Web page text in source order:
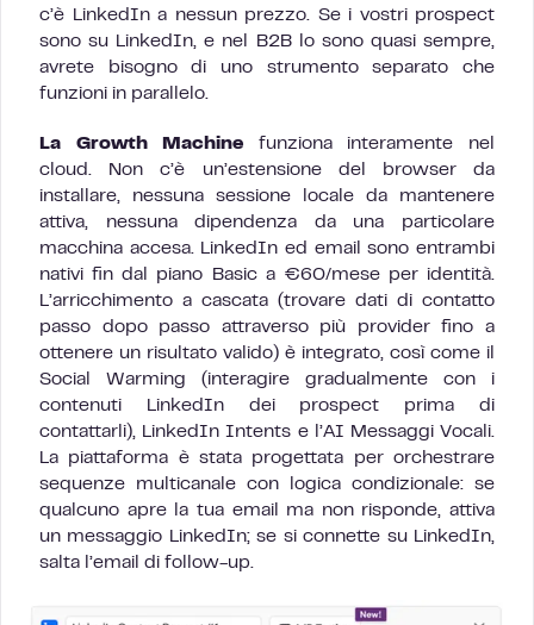
c’è LinkedIn a nessun prezzo. Se i vostri prospect
sono su LinkedIn, e nel B2B lo sono quasi sempre,
avrete bisogno di uno strumento separato che
funzioni in parallelo.
La Growth Machine funziona interamente nel
cloud. Non c’è un’estensione del browser da
installare, nessuna sessione locale da mantenere
attiva, nessuna dipendenza da una particolare
macchina accesa. LinkedIn ed email sono entrambi
nativi fin dal piano Basic a €60/mese per identità.
L’arricchimento a cascata (trovare dati di contatto
passo dopo passo attraverso più provider fino a
ottenere un risultato valido) è integrato, così come il
Social Warming (interagire gradualmente con i
contenuti LinkedIn dei prospect prima di
contattarli), LinkedIn Intents e l’AI Messaggi Vocali.
La piattaforma è stata progettata per orchestrare
sequenze multicanale con logica condizionale: se
qualcuno apre la tua email ma non risponde, attiva
un messaggio LinkedIn; se si connette su LinkedIn,
salta l’email di follow-up.